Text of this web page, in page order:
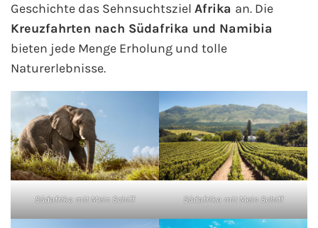
Fähre nach Finnland
Fähre nach England
Fähre nach Litauen
Fähre nach Lettland
Wissenswertes
Geschichte das Sehnsuchtsziel Afrika an. Die
Kreuzfahrten nach Südafrika und Namibia
bieten jede Menge Erholung und tolle
Naturerlebnisse.
Südafrika mit Mein Schiff Südafrika mit Mein Schiff